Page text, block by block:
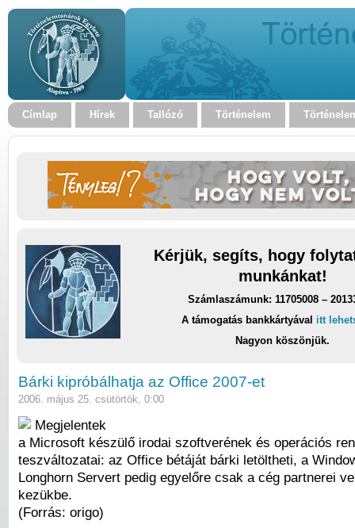
Címlap Hírek Tallózó Történelem
Kérjük, segíts, hogy
munkánkat!
Számlaszámunk: 11705008 –
A támogatás bankkártyával itt
Nagyon köszönjük.
Bárki kipróbálhatja az Office 2007-et
2006. május 25. csütörtök, 0:00
Megjelentek
a Microsoft készülő irodai szoftverének és operációs
teszváltozatai: az Office bétáját bárki letöltheti, a
Longhorn Servert pedig egyelőre csak a cég partnerei
kezükbe.
(Forrás: origo)